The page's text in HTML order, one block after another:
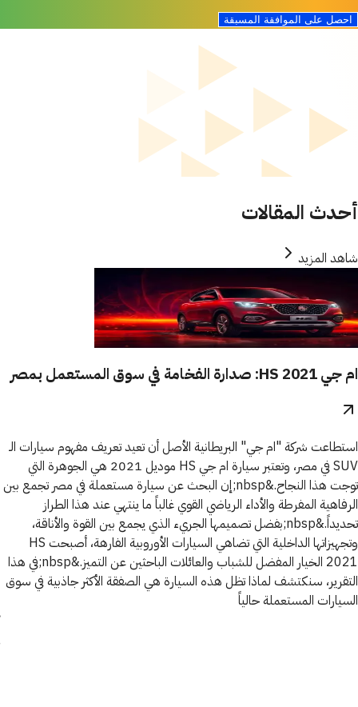
احصل على الموافقة المسبقة
أحدث المقالات
شاهد المزيد
ام جي HS 2021: صدارة الفخامة في سوق المستعمل بمصر
استطاعت شركة "ام جي" البريطانية الأصل أن تعيد تعريف مفهوم سيارات الـ
SUV في مصر، وتعتبر سيارة ام جي HS موديل 2021 هي الجوهرة التي
توجت هذا النجاح.&nbsp;إن البحث عن سيارة مستعملة في مصر تجمع بين
الرفاهية المفرطة والأداء الرياضي القوي غالباً ما ينتهي عند هذا الطراز
تحديداً.&nbsp;بفضل تصميمها الجريء الذي يجمع بين القوة والأناقة،
وتجهيزاتها الداخلية التي تضاهي السيارات الأوروبية الفارهة، أصبحت HS
2021 الخيار المفضل للشباب والعائلات الباحثين عن التميز.&nbsp;في هذا
التقرير، سنكتشف لماذا تظل هذه السيارة هي الصفقة الأكثر جاذبية في سوق
السيارات المستعملة حالياً